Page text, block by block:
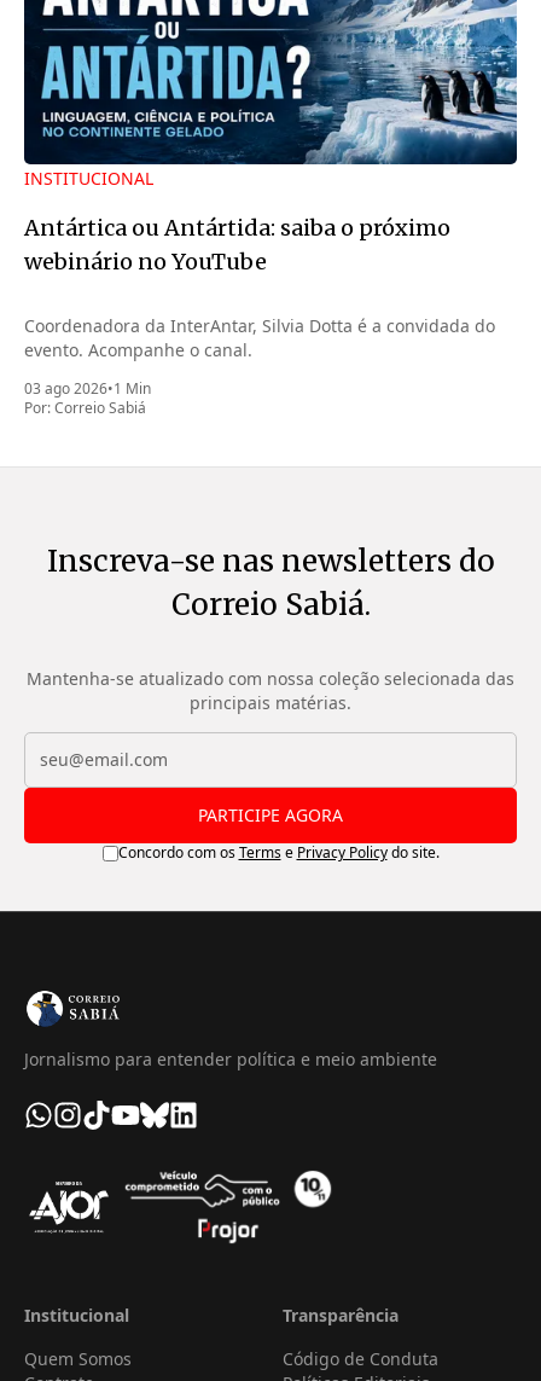
INSTITUCIONAL
Antártica ou Antártida: saiba o próximo
webinário no YouTube
Coordenadora da InterAntar, Silvia Dotta é a convidada do
evento. Acompanhe o canal.
03 ago 2026•1 Min
Por:Correio Sabiá
Inscreva-se nas newsletters do
Correio Sabiá.
Mantenha-se atualizado com nossa coleção selecionada das
principais matérias.
PARTICIPE AGORA
Concordo com osTermse Privacy Policydo site.
Jornalismo para entender política e meio ambiente
Institucional
Quem Somos
Transparência
Código de Conduta